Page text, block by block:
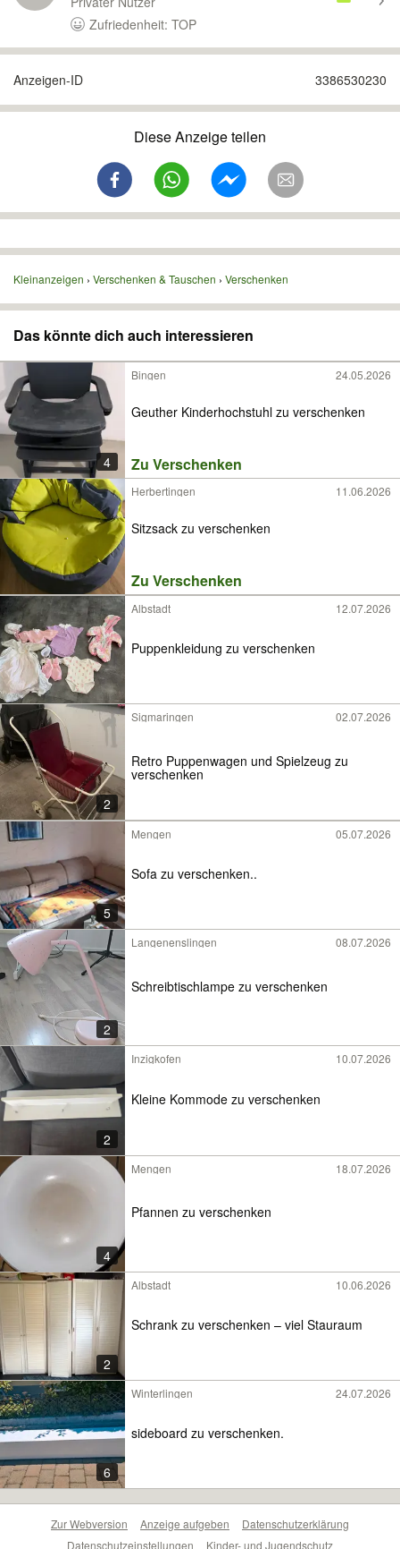
Zufriedenheit: TOP
Anzeigen-ID 3386530230
Diese Anzeige teilen
Kleinanzeigen Verschenken & Tauschen Verschenken
Das könnte dich auch interessieren
4
Bingen 24.05.2026
Geuther Kinderhochstuhl zu verschenken
Zu Verschenken
Herbertingen 11.06.2026
Sitzsack zu verschenken
Zu Verschenken
Albstadt 12.07.2026
Puppenkleidung zu verschenken
2
Sigmaringen 02.07.2026
Retro Puppenwagen und Spielzeug zu
verschenken
5
Mengen 05.07.2026
Sofa zu verschenken..
2
Langenenslingen 08.07.2026
Schreibtischlampe zu verschenken
2
Inzigkofen 10.07.2026
Kleine Kommode zu verschenken
4
Mengen 18.07.2026
Pfannen zu verschenken
2
Albstadt 10.06.2026
Schrank zu verschenken – viel Stauraum
6
Winterlingen 24.07.2026
sideboard zu verschenken.
Zur Webversion Anzeige aufgeben
Datenschutzerklärung
Datenschutzeinstellungen
Kinder- und Jugendschutz